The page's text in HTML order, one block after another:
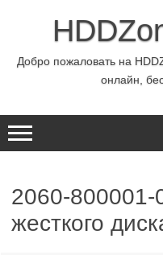
содержимому
Добро пожаловать на
онлайн,
2060-800001-
жесткого